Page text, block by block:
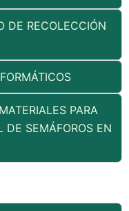
DE RECOLECCIÓN
PARA
DE SEMÁFOROS EN